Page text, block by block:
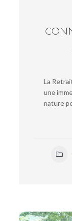
La
une
nature